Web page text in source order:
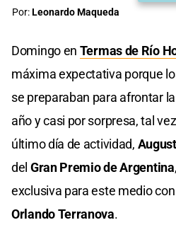
Por:Leonardo Maqueda
Domingo en Termas de Río
máxima expectativa porque
se preparaban para afrontar
año y casi por sorpresa, tal
último día de actividad,
del Gran Premio de Argentina
exclusiva para este medio
Orlando Terranova.